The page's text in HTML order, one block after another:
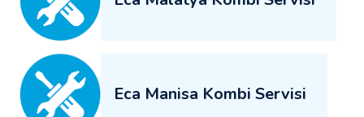
Eca Manisa Kombi Servisi